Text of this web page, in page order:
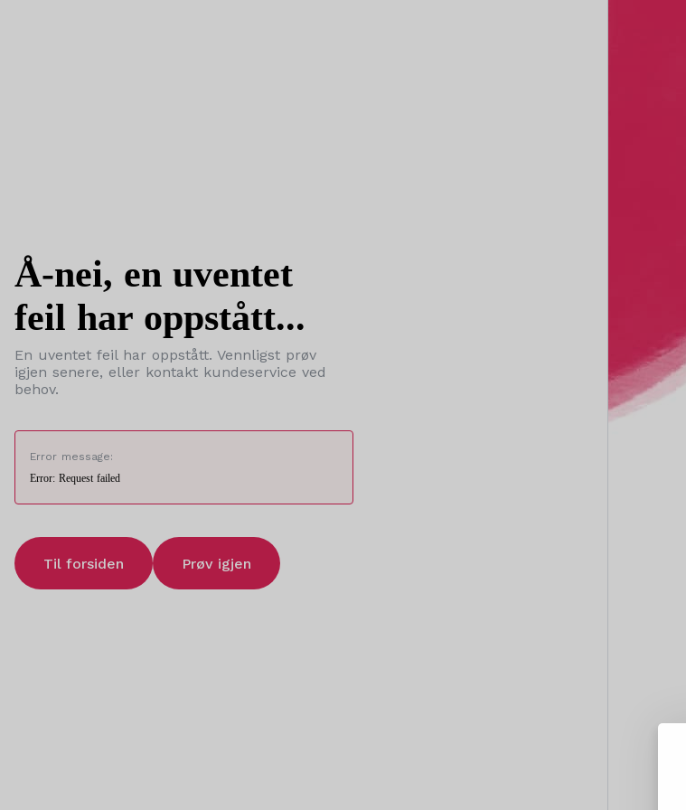
Å-nei, en uventet
feil har oppstått...
En uventet feil har oppstått. Vennligst prøv
igjen senere, eller kontakt kundeservice ved
behov.
Error message:
Error: Request failed
Til forsiden Prøv igjen